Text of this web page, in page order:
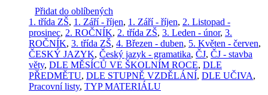
Přidat do oblíbených
1. třída ZŠ, 1. Září - říjen, 1. Září - říjen, 2. Listopad -
prosinec, 2. ROČNÍK, 2. třída ZŠ, 3. Leden - únor, 3.
ROČNÍK, 3. třída ZŠ, 4. Březen - duben, 5. Květen - červen,
ČESKÝ JAZYK, Český jazyk - gramatika, ČJ, ČJ - stavba
věty, DLE MĚSÍCŮ VE ŠKOLNÍM ROCE, DLE
PŘEDMĚTU, DLE STUPNĚ VZDĚLÁNÍ, DLE UČIVA,
Pracovní listy, TYP MATERIÁLU